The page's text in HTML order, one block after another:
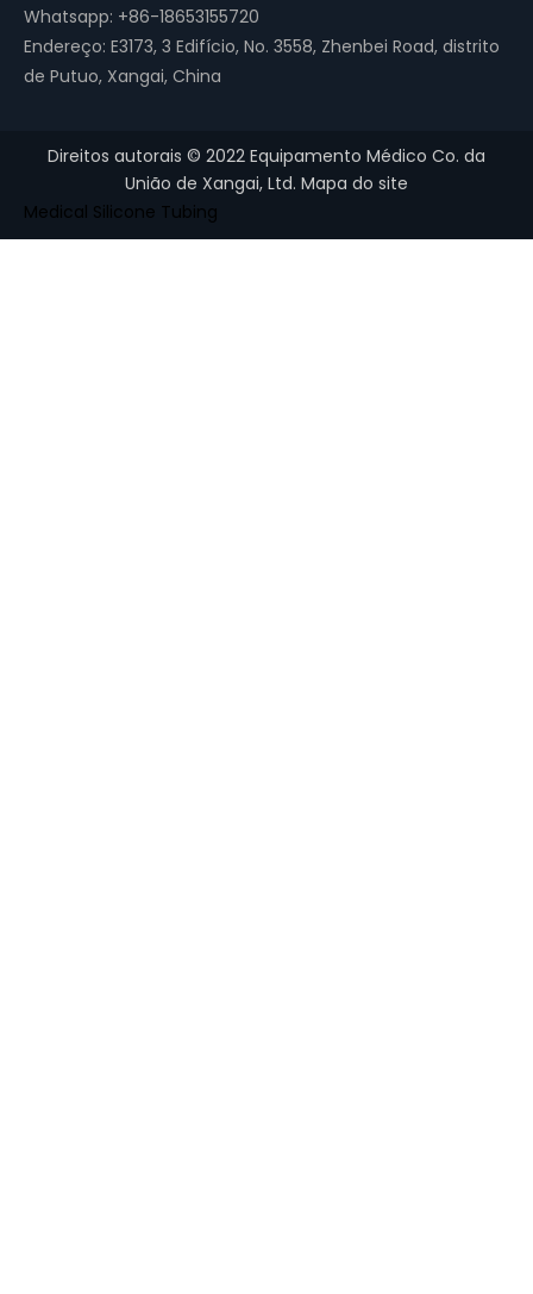
Whatsapp: +86-18653155720
Endereço: E3173, 3 Edifício, No. 3558, Zhenbei Road, distrito
de Putuo, Xangai, China
Direitos autorais © 2022 Equipamento Médico Co. da
União de Xangai, Ltd. Mapa do site
Medical Silicone Tubing